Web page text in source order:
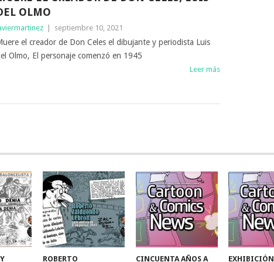
OLMO
| septiembre 10, 2021
el creador de Don Celes el dibujante y periodista Luis
Olmo, El personaje comenzó en 1945
Leer más
ROBERTO CINCUENTA AÑOS A EXHIBICIÓN